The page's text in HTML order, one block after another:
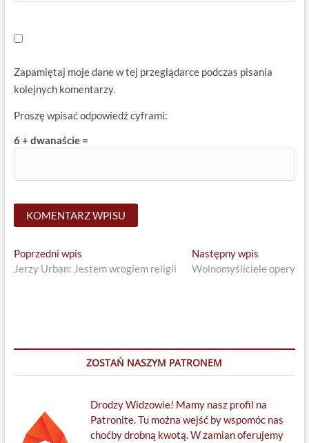
Zapamiętaj moje dane w tej przeglądarce podczas pisania
kolejnych komentarzy.
Proszę wpisać odpowiedź cyframi:
6 + dwanaście =
Nawigacja
wpisu
Poprzedni wpisPrevious
post:
Jerzy Urban: Jestem wrogiem religii
Następny wpis
post:
Wolnomyśliciele opery
ZOSTAŃ NASZYM PATRONEM
Drodzy Widzowie! Mamy nasz profil na
Patronite. Tu można wejść by wspomóc nas
choćby drobną kwotą. W zamian oferujemy